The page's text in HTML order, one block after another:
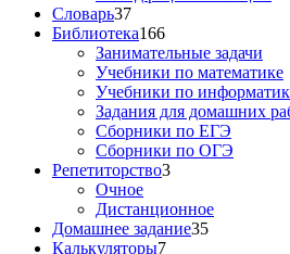
Словарь37
Библиотека166
Занимательные задачи
Учебники по математике
Учебники по
Задания для домашних
Сборники по ЕГЭ
Сборники по ОГЭ
Репетиторство3
Очное
Дистанционное
Домашнее задание35
Калькуляторы7